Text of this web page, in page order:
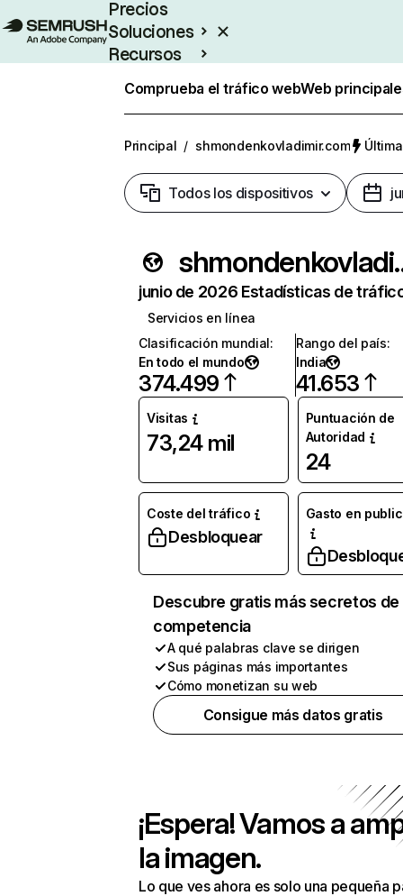
Precios
Soluciones
Recursos
Comprueba el tráfico webWeb
Principal / shmondenkovladimir.com
Todos los dispositivos
junio de 2026 Estadísticas de
Servicios en línea
Clasificación mundial:
En todo el mundo
374.499
Rango del país:
India
41.653
Visitas
73,24 mil
Puntuación de
Autoridad
24
Coste del tráfico
Desbloquear
Gasto en
Descubre gratis más secretos de
competencia
A qué palabras clave se dirigen
Sus páginas más importantes
Cómo monetizan su web
Consigue más datos gratis
¡Espera! Vamos a
la imagen.
Lo que ves ahora es solo una pequeña